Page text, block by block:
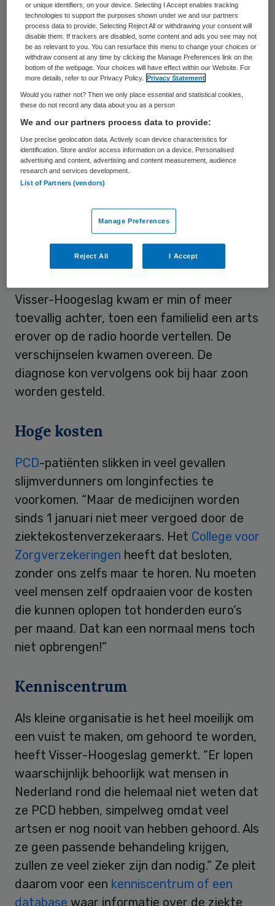
Geen diagnose
Voorzitter Tiny Visser-Hoogeslag van de
belangengroep PCD (Primaire Ciliaire
Dyskinesie) weet er alles van. Slechts een
paar honderd Nederlanders lijden aan de
ziekte PCD, onder wie haar zoon. Jaren
sleepte ze hem van dokter naar dokter,
maar niemand wist wat hij mankeerde. Bij
PCD werken de trilhaartjes niet in
bijvoorbeeld de longen, waardoor het
longslijm niet goed wordt schoongehouden
en er snel infecties kunnen ontstaan.
Toeval
Visser-Hoogeslag kwam er min of meer
toevallig achter, toen een familielid een arts
erover op de radio hoorde vertellen. De
verschijnselen kwamen overeen. De
diagnose kon vervolgens ook bij haar zoon
worden gesteld.
Hoge kosten
PCD-patiënten slikken in veel gevallen
slijmverdunners om longinfecties te
voorkomen. “Maar de medicijnen worden
sinds 1 januari niet meer vergoed door de
ziektekostenverzekeraars. Het College voor
Zorgverzekeringen heeft dat besloten,
zonder ons zelfs maar te horen. Nu moeten
veel mensen zelf opdraaien voor de kosten
die kunnen oplopen tot honderden euro’s
per maand. Dat kan een normaal mens toch
niet opbrengen!”
Kenniscentrum
Als kleine organisatie is het heel moeilijk om
een vuist te maken, om gehoord te worden,
heeft Visser-Hoogeslag gemerkt. “Er lopen
waarschijnlijk behoorlijk wat mensen in
Nederland rond die helemaal niet weten dat
ze PCD hebben, simpelweg omdat veel
artsen er nog nooit van hebben gehoord. Als
ze geen passende behandeling krijgen,
zullen ze veel zieker zijn dan nodig.” Ze pleit
daarom voor een kenniscentrum of een
database waar informatie over de ziekte
or unique identifiers, on your device. Selecting I Accept enables tracking
technologies to support the purposes shown under we and our partners
process data to provide. Selecting Reject All or withdrawing your consent will
disable them. If trackers are disabled, some content and ads you see may not
be as relevant to you. You can resurface this menu to change your choices or
withdraw consent at any time by clicking the Manage Preferences link on the
bottom of the webpage. Your choices will have effect within our Website. For
more details, refer to our Privacy Policy.
Privacy Statement
Would you rather not? Then we only place essential and statistical cookies,
these do not record any data about you as a person
We and our partners process data to provide:
Use precise geolocation data. Actively scan device characteristics for
identification. Store and/or access information on a device. Personalised
advertising and content, advertising and content measurement, audience
research and services development.
List of Partners (vendors)
Manage Preferences
Reject All I Accept